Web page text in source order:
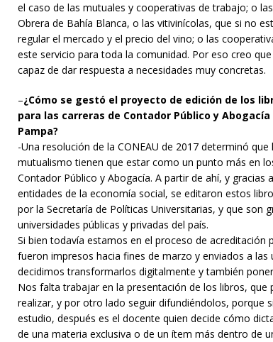
el caso de las mutuales y cooperativas de trabajo; o
Obrera de Bahía Blanca, o las vitivinícolas, que si no
regular el mercado y el precio del vino; o las
este servicio para toda la comunidad. Por eso creo
capaz de dar respuesta a necesidades muy concretas.
–¿Cómo se gestó el proyecto de edición de los
para las carreras de Contador Público y
Pampa?
-Una resolución de la CONEAU de 2017 determinó
mutualismo tienen que estar como un punto más en
Contador Público y Abogacía. A partir de ahí, y
entidades de la economía social, se editaron estos
por la Secretaría de Políticas Universitarias, y que son
universidades públicas y privadas del país.
Si bien todavía estamos en el proceso de acreditación
fueron impresos hacia fines de marzo y enviados a
decidimos transformarlos digitalmente y también
Nos falta trabajar en la presentación de los libros,
realizar, y por otro lado seguir difundiéndolos, porque
estudio, después es el docente quien decide cómo
de una materia exclusiva o de un ítem más dentro de